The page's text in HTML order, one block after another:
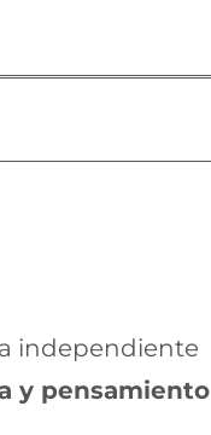
independiente
y pensamiento